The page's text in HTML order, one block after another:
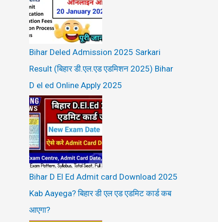
Bihar Deled Admission 2025 Sarkari
Result (बिहार डी.एल.एड एडमिशन 2025) Bihar
D el ed Online Apply 2025
Bihar D El Ed Admit card Download 2025
Kab Aayega? बिहार डी एल एड एडमिट कार्ड कब
आएगा?